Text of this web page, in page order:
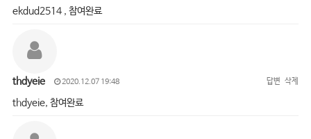
ekdud2514 , 참여완료
thdyeie 2020.12.07 19:48 답변 삭제
thdyeie, 참여완료